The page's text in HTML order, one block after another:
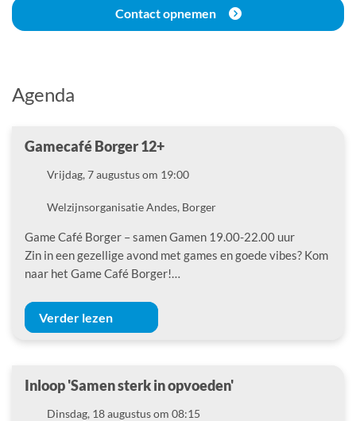
Contact opnemen
Agenda
Gamecafé Borger 12+
DatumVrijdag, 7 augustus om 19:00
LocatieWelzijnsorganisatie Andes, Borger
Game Café Borger – samen Gamen 19.00-22.00 uur
Zin in een gezellige avond met games en goede vibes? Kom
naar het Game Café Borger!…
Verder lezen
Inloop 'Samen sterk in opvoeden'
DatumDinsdag, 18 augustus om 08:15